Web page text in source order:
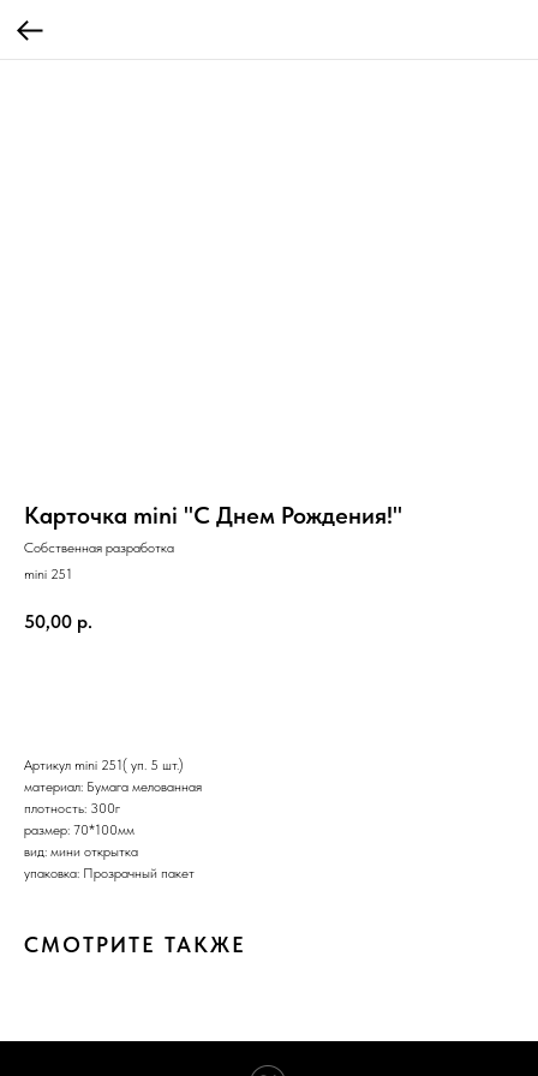
Карточка mini "С Днем Рождения!"
Собственная разработка
mini 251
50,00 р.
Артикул mini 251( уп. 5 шт.)
материал: Бумага мелованная
плотность: 300г
размер: 70*100мм
вид: мини открытка
упаковка: Прозрачный пакет
СМОТРИТЕ ТАКЖЕ